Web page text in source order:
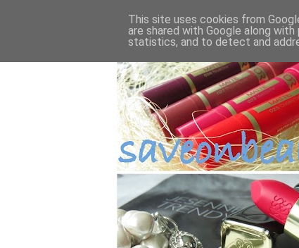
This site uses cookies from
are shared with Google along
statistics, and to detect and